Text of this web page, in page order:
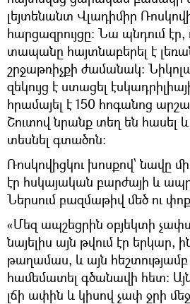
լեյտենանտ Վլադիմիր
հարցազրույցը։ Նա պնդում էր,
տապանը հայտնաբերել է
շրջաթռիչքի ժամանակ։
զեկույց է ստացել
հրամայել է 150 հոգանոց
Շուտով նրանք տեղ են հասել
տեսնել գտածոն։
Ռոսկովիցկու խոսքով՝ նավը
էր հսկայական բարժայի և
Ներսում բազմաթիվ մեծ ու
«Մեզ ապշեցրին օբյեկտի
նայելիս այն թվում էր երկար,
թաղամաս, և այն հեշտությամբ
համեմատել գծանավի հետ։
լճի ափին և կիսով չափ ջրի մեջ